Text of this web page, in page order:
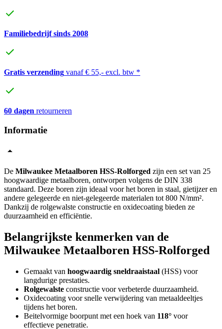
Familiebedrijf sinds 2008
Gratis verzending vanaf € 55,- excl. btw *
60 dagen retourneren
Informatie
De Milwaukee Metaalboren HSS-Rolforged zijn een set van 25
hoogwaardige metaalboren, ontworpen volgens de DIN 338
standaard. Deze boren zijn ideaal voor het boren in staal, gietijzer en
andere gelegeerde en niet-gelegeerde materialen tot 800 N/mm².
Dankzij de rolgewalste constructie en oxidecoating bieden ze
duurzaamheid en efficiëntie.
Belangrijkste kenmerken van de
Milwaukee Metaalboren HSS-Rolforged
Gemaakt van hoogwaardig sneldraaistaal (HSS) voor
langdurige prestaties.
Rolgewalste constructie voor verbeterde duurzaamheid.
Oxidecoating voor snelle verwijdering van metaaldeeltjes
tijdens het boren.
Beitelvormige boorpunt met een hoek van 118° voor
effectieve penetratie.